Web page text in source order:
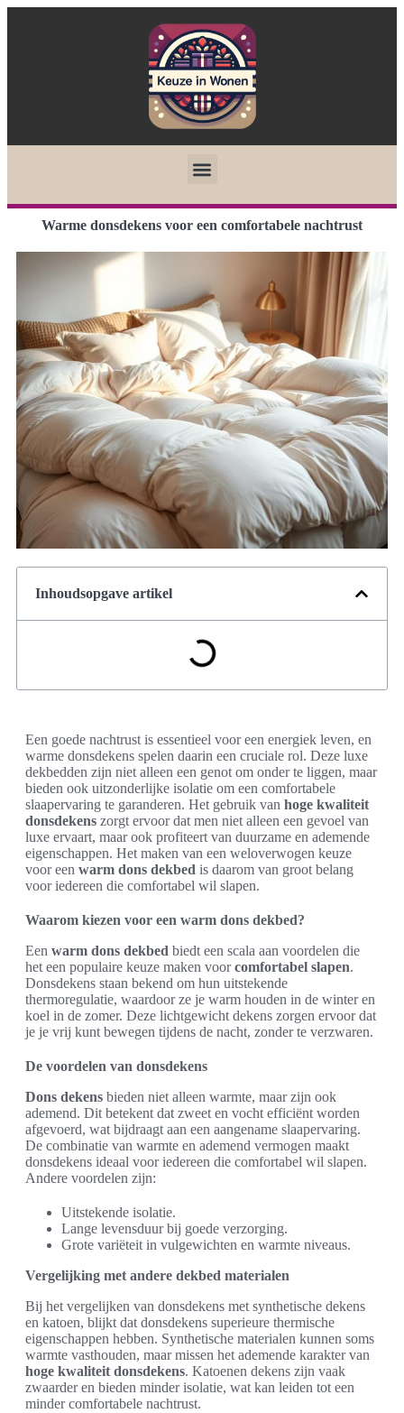
Warme donsdekens voor een comfortabele nachtrust
Inhoudsopgave artikel
Een goede nachtrust is essentieel voor een energiek leven, en
warme donsdekens spelen daarin een cruciale rol. Deze luxe
dekbedden zijn niet alleen een genot om onder te liggen, maar
bieden ook uitzonderlijke isolatie om een comfortabele
slaapervaring te garanderen. Het gebruik van hoge kwaliteit
donsdekens zorgt ervoor dat men niet alleen een gevoel van
luxe ervaart, maar ook profiteert van duurzame en ademende
eigenschappen. Het maken van een weloverwogen keuze
voor een warm dons dekbed is daarom van groot belang
voor iedereen die comfortabel wil slapen.
Waarom kiezen voor een warm dons dekbed?
Een warm dons dekbed biedt een scala aan voordelen die
het een populaire keuze maken voorcomfortabel slapen.
Donsdekens staan bekend om hun uitstekende
thermoregulatie, waardoor ze je warm houden in de winter en
koel in de zomer. Deze lichtgewicht dekens zorgen ervoor dat
je je vrij kunt bewegen tijdens de nacht, zonder te verzwaren.
De voordelen van donsdekens
Dons dekens bieden niet alleen warmte, maar zijn ook
ademend. Dit betekent dat zweet en vocht efficiënt worden
afgevoerd, wat bijdraagt aan een aangename slaapervaring.
De combinatie van warmte en ademend vermogen maakt
donsdekens ideaal voor iedereen die comfortabel wil slapen.
Andere voordelen zijn:
Uitstekende isolatie.
Lange levensduur bij goede verzorging.
Grote variëteit in vulgewichten en warmte niveaus.
Vergelijking met andere dekbed materialen
Bij het vergelijken van donsdekens met synthetische dekens
en katoen, blijkt dat donsdekens superieure thermische
eigenschappen hebben. Synthetische materialen kunnen soms
warmte vasthouden, maar missen het ademende karakter van
hoge kwaliteit donsdekens. Katoenen dekens zijn vaak
zwaarder en bieden minder isolatie, wat kan leiden tot een
minder comfortabele nachtrust.